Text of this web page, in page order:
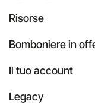
Risorse
Bomboniere in
Il tuo account
Legacy